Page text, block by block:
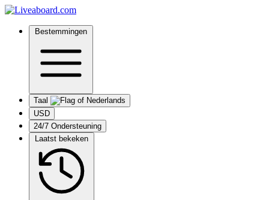
Bestemmingen
Taal
USD
24/7 Ondersteuning
Laatst bekeken